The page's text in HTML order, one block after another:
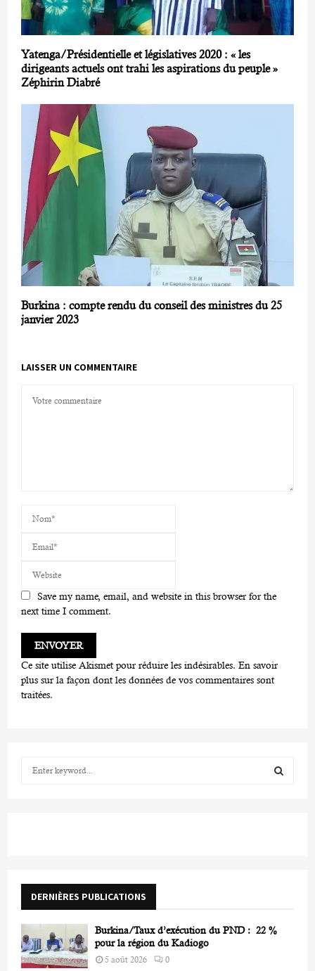
Yatenga/Présidentielle et législatives 2020 : « les
dirigeants actuels ont trahi les aspirations du peuple »
Zéphirin Diabré
Burkina : compte rendu du conseil des ministres du 25
janvier 2023
LAISSER UN COMMENTAIRE
Save my name, email, and website in this browser for the
next time I comment.
Ce site utilise Akismet pour réduire les indésirables. En savoir
plus sur la façon dont les données de vos commentaires sont
traitées.
r
DERNIÈRES PUBLICATIONS
Burkina/Taux d’exécution du PND : 22 %
pour la région du Kadiogo
5 août 2026 0